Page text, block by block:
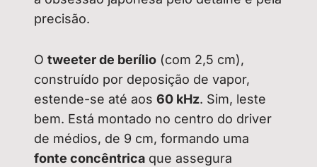
precisão.
Otweeter de berílio (com 2,5 cm),
construído por deposição de vapor,
estende-se até aos60 kHz. Sim, leste
bem. Está montado no centro do driver
de médios, de 9 cm, formando uma
fonte concêntrica que assegura